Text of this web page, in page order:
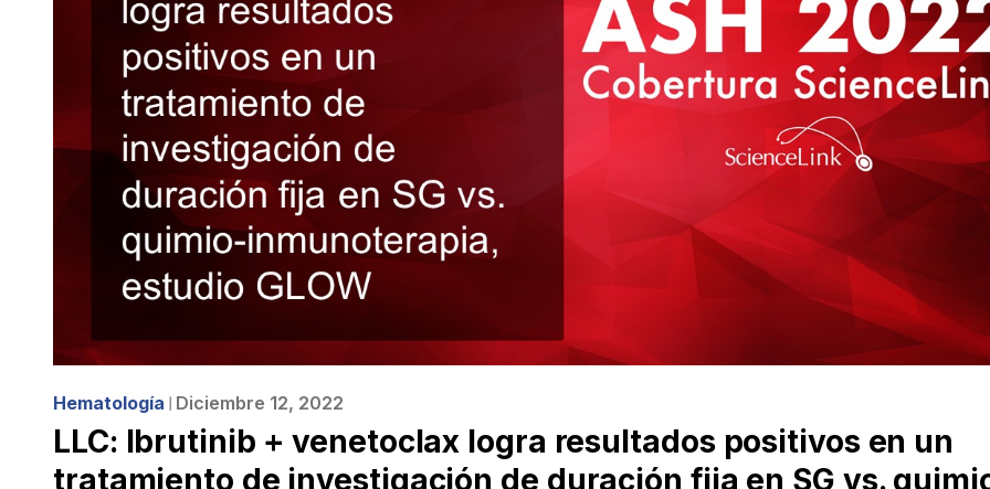
Hematología ❘ Diciembre 12, 2022
LLC: Ibrutinib + venetoclax logra resultados positivos en un
tratamiento de investigación de duración fija en SG vs.